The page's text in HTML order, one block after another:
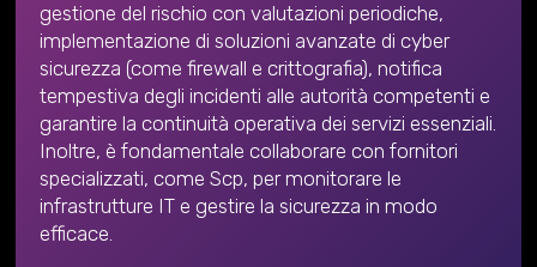
gestione del rischio con valutazioni periodiche,
implementazione di soluzioni avanzate di cyber
sicurezza (come firewall e crittografia), notifica
tempestiva degli incidenti alle autorità competenti e
garantire la continuità operativa dei servizi essenziali.
Inoltre, è fondamentale collaborare con fornitori
specializzati, come Scp, per monitorare le
infrastrutture IT e gestire la sicurezza in modo
efficace.